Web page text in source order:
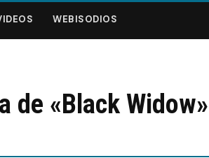
WEBISODIOS
de «Black Widow»